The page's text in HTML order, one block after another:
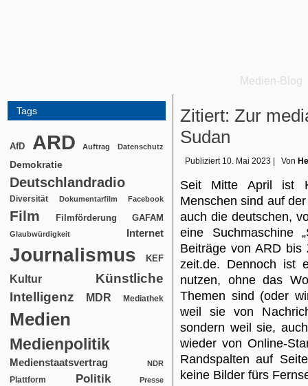
Medien-Blog
Tags
AfD ARD Auftrag Datenschutz
Demokratie
Deutschlandradio
Diversität Dokumentarfilm Facebook
Film Filmförderung GAFAM
Glaubwürdigkeit Internet
Journalismus KEF
Kultur
Künstliche
Intelligenz
MDR Mediathek
Medien
Medienpolitik
Medienstaatsvertrag NDR
Plattform Politik Presse
Zitiert: Zur
Sudan
Publiziert 10. Mai 2023 Von
Seit Mitte April ist
Menschen sind auf
auch die deutschen,
eine Suchmaschine
Beiträge von ARD bis
zeit.de. Dennoch ist
nutzen, ohne das
Themen sind (oder
weil sie von
sondern weil sie,
wieder von Online-
Randspalten auf
keine Bilder fürs